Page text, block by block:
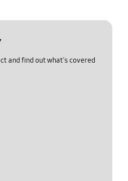
and find out what's covered